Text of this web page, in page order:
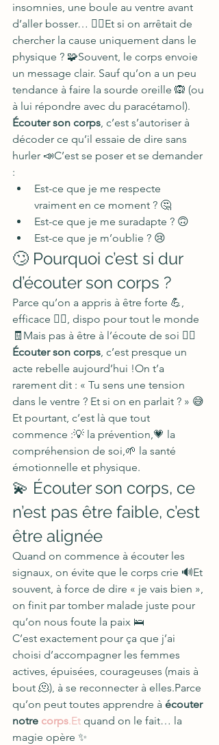
insomnies, une boule au ventre avant
d’aller bosser… 😵‍💫Et si on arrêtait de
chercher la cause uniquement dans le
physique ? 🧩Souvent, le corps envoie
un message clair. Sauf qu’on a un peu
tendance à faire la sourde oreille 🙉 (ou
à lui répondre avec du paracétamol).
Écouter son corps, c’est s’autoriser à
décoder ce qu’il essaie de dire sans
hurler 📣C’est se poser et se demander
:
Est-ce que je me respecte
vraiment en ce moment ? 🤔
Est-ce que je me suradapte ? 🙃
Est-ce que je m’oublie ? 😢
🙄 Pourquoi c’est si dur
d’écouter son corps ?
Parce qu’on a appris à être forte 💪,
efficace 🏃‍♀️, dispo pour tout le monde
🧾Mais pas à être à l’écoute de soi 🧘‍♀️
Écouter son corps, c’est presque un
acte rebelle aujourd’hui !On t’a
rarement dit : « Tu sens une tension
dans le ventre ? Et si on en parlait ? » 😅
Et pourtant, c’est là que tout
commence :💡 la prévention,💗 la
compréhension de soi,🌱 la santé
émotionnelle et physique.
💫 Écouter son corps, ce
n’est pas être faible, c’est
être alignée
Quand on commence à écouter les
signaux, on évite que le corps crie 🔊Et
souvent, à force de dire « je vais bien »,
on finit par tomber malade juste pour
qu’on nous foute la paix 🛌
C’est exactement pour ça que j’ai
choisi d’accompagner les femmes
actives, épuisées, courageuses (mais à
bout 🫠), à se reconnecter à elles.Parce
qu’on peut toutes apprendre à écouter
notre corps.Et quand on le fait… la
magie opère ✨